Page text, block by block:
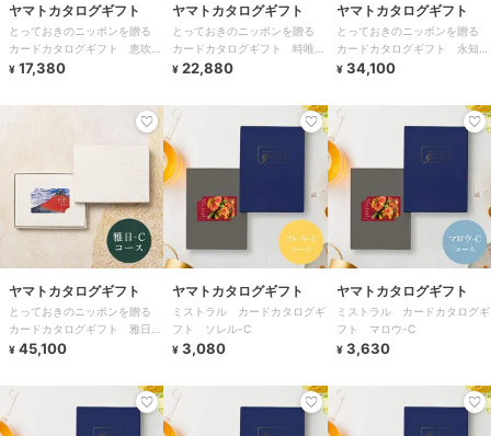
ヤマトカタログギフト
とっておきのニッポンを贈る
カードカタログギフト 恵吹
（えふう）-C
¥ 17,380
ヤマトカタログギフト
とっておきのニッポンを贈る
カードカタログギフト 時唯
（じゆ）-C
¥ 22,880
ヤマトカタログギフト
とっておきのニッポンを贈る
カードカタログギフト 永知
（えいち）-C
¥ 34,100
ヤマトカタログギフト
とっておきのニッポンを贈る
カードカタログギフト 雅日
（みやび）-C
¥ 45,100
ヤマトカタログギフト
ミストラル カードカタログギ
フト ソレル-C
¥ 3,080
ヤマトカタログギフト
ミストラル カードカタログギ
フト マロウ-C
¥ 3,630